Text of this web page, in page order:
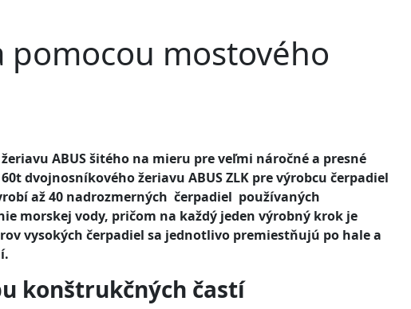
pomocou mostového
ABUS šitého na mieru pre veľmi náročné a presné
dvojnosníkového žeriavu ABUS ZLK pre výrobcu čerpadiel
až 40 nadrozmerných čerpadiel používaných
morskej vody, pričom na každý jeden výrobný krok je
vysokých čerpadiel sa jednotlivo premiestňujú po hale a
konštrukčných častí